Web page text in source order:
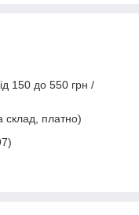
150 до 550 грн /
склад, платно)